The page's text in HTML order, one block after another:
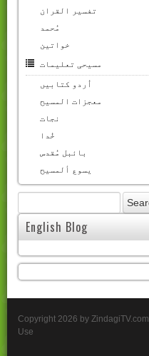
تفسیر القران
مُحمد
خواتین
مسیحی تعلیمات
اُردو کتابیں
معجزات المسیح
نجات
خُدا
بائبل مُقدس
یسوع ألمسیح
English Blog
Copyright 2026 by ZindagiTV.com
Use